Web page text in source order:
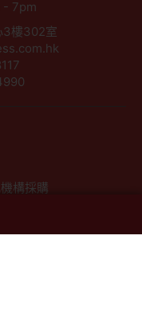
- 7pm
3樓302室
構採購
款